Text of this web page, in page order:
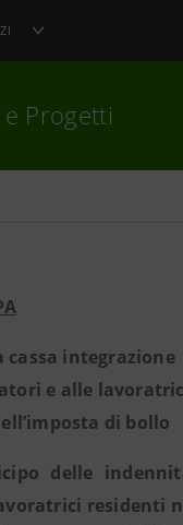
e Progetti
cassa integrazione
e alle
di bollo
delle
residenti